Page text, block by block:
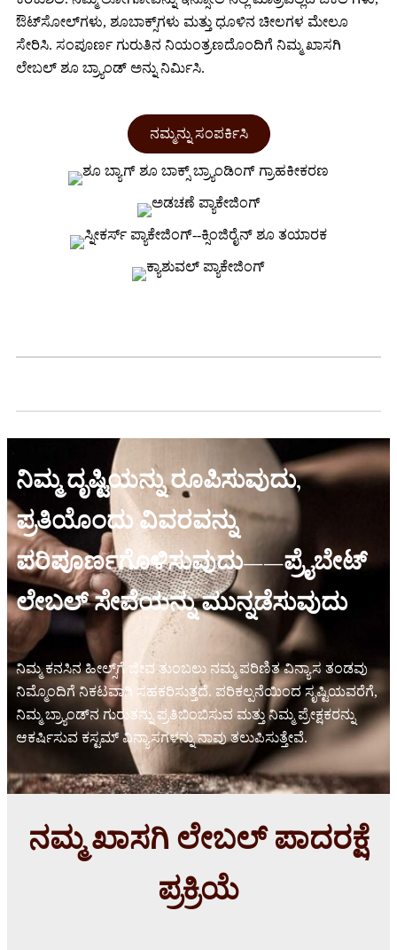
ಔಟ್‌ಸೋಲ್‌ಗಳು, ಶೂಬಾಕ್ಸ್‌ಗಳು ಮತ್ತು ಧೂಳಿನ ಚೀಲಗಳ ಮೇಲೂ
ಸೇರಿಸಿ. ಸಂಪೂರ್ಣ ಗುರುತಿನ ನಿಯಂತ್ರಣದೊಂದಿಗೆ ನಿಮ್ಮ ಖಾಸಗಿ
ಲೇಬಲ್ ಶೂ ಬ್ರ್ಯಾಂಡ್ ಅನ್ನು ನಿರ್ಮಿಸಿ.
ನಮ್ಮನ್ನು ಸಂಪರ್ಕಿಸಿ
ನಿಮ್ಮ ದೃಷ್ಟಿಯನ್ನು ರೂಪಿಸುವುದು,
ಪ್ರತಿಯೊಂದು ವಿವರವನ್ನು
ಪರಿಪೂರ್ಣಗೊಳಿಸುವುದು——ಪ್ರೈಬೇಟ್
ಲೇಬಲ್ ಸೇವೆಯನ್ನು ಮುನ್ನಡೆಸುವುದು
ನಿಮ್ಮ ಕನಸಿನ ಹೀಲ್ಸ್‌ಗೆ ಜೀವ ತುಂಬಲು ನಮ್ಮ ಪರಿಣಿತ ವಿನ್ಯಾಸ ತಂಡವು
ನಿಮ್ಮೊಂದಿಗೆ ನಿಕಟವಾಗಿ ಸಹಕರಿಸುತ್ತದೆ. ಪರಿಕಲ್ಪನೆಯಿಂದ ಸೃಷ್ಟಿಯವರೆಗೆ,
ನಿಮ್ಮ ಬ್ರ್ಯಾಂಡ್‌ನ ಗುರುತನ್ನು ಪ್ರತಿಬಿಂಬಿಸುವ ಮತ್ತು ನಿಮ್ಮ ಪ್ರೇಕ್ಷಕರನ್ನು
ಆಕರ್ಷಿಸುವ ಕಸ್ಟಮ್ ವಿನ್ಯಾಸಗಳನ್ನು ನಾವು ತಲುಪಿಸುತ್ತೇವೆ.
ನಮ್ಮ ಖಾಸಗಿ ಲೇಬಲ್ ಪಾದರಕ್ಷೆ
ಪ್ರಕ್ರಿಯೆ